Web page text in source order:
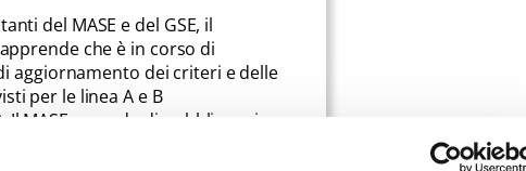
del MASE e del GSE, il
che è in corso di
aggiornamento dei criteri e delle
per le linea A e B
Il MASE prevede di pubblicare i